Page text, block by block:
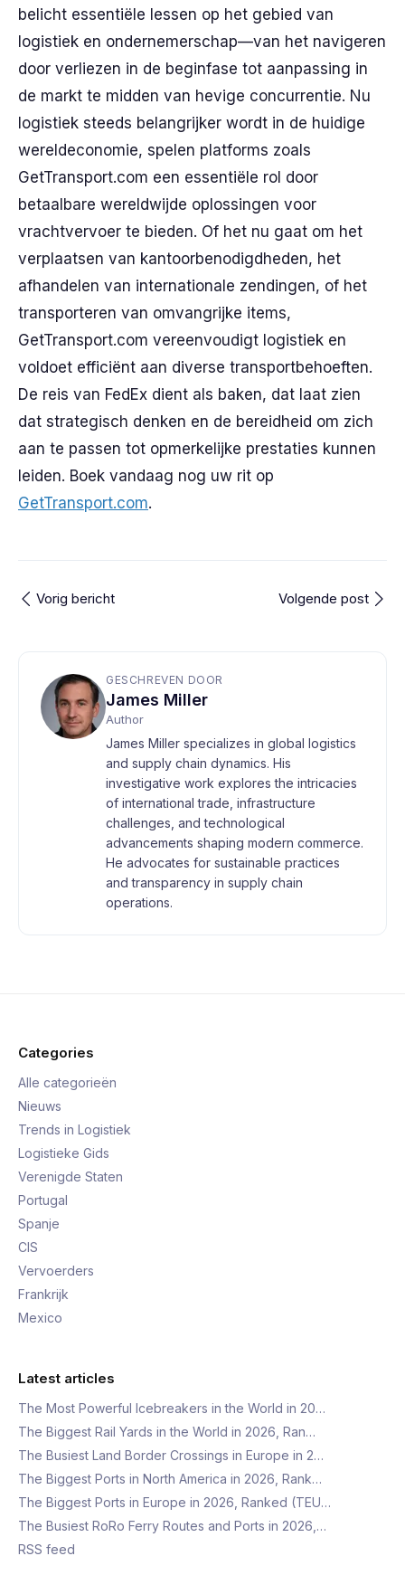
belicht essentiële lessen op het gebied van
logistiek en ondernemerschap—van het navigeren
door verliezen in de beginfase tot aanpassing in
de markt te midden van hevige concurrentie. Nu
logistiek steeds belangrijker wordt in de huidige
wereldeconomie, spelen platforms zoals
GetTransport.com een essentiële rol door
betaalbare wereldwijde oplossingen voor
vrachtvervoer te bieden. Of het nu gaat om het
verplaatsen van kantoorbenodigdheden, het
afhandelen van internationale zendingen, of het
transporteren van omvangrijke items,
GetTransport.com vereenvoudigt logistiek en
voldoet efficiënt aan diverse transportbehoeften.
De reis van FedEx dient als baken, dat laat zien
dat strategisch denken en de bereidheid om zich
aan te passen tot opmerkelijke prestaties kunnen
leiden. Boek vandaag nog uw rit op
GetTransport.com.
Vorig bericht Volgende post
GESCHREVEN DOOR
James Miller
Author
James Miller specializes in global logistics
and supply chain dynamics. His
investigative work explores the intricacies
of international trade, infrastructure
challenges, and technological
advancements shaping modern commerce.
He advocates for sustainable practices
and transparency in supply chain
operations.
Categories
Alle categorieën
Nieuws
Trends in Logistiek
Logistieke Gids
Verenigde Staten
Portugal
Spanje
CIS
Vervoerders
Frankrijk
Mexico
Latest articles
The Most Powerful Icebreakers in the World in 20…
The Biggest Rail Yards in the World in 2026, Ran…
The Busiest Land Border Crossings in Europe in 2…
The Biggest Ports in North America in 2026, Rank…
The Biggest Ports in Europe in 2026, Ranked (TEU…
The Busiest RoRo Ferry Routes and Ports in 2026,…
RSS feed